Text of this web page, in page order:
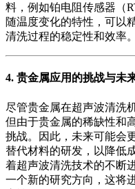
料，例如铂电阻传感器（
随温度变化的特性，可以
清洗过程的稳定性和效率。
4. 贵金属应用的挑战与未
尽管贵金属在超声波清洗
但由于贵金属的稀缺性和
挑战。因此，未来可能会
替代材料的研发，以降低
着超声波清洗技术的不断
一个新的研究方向，这将